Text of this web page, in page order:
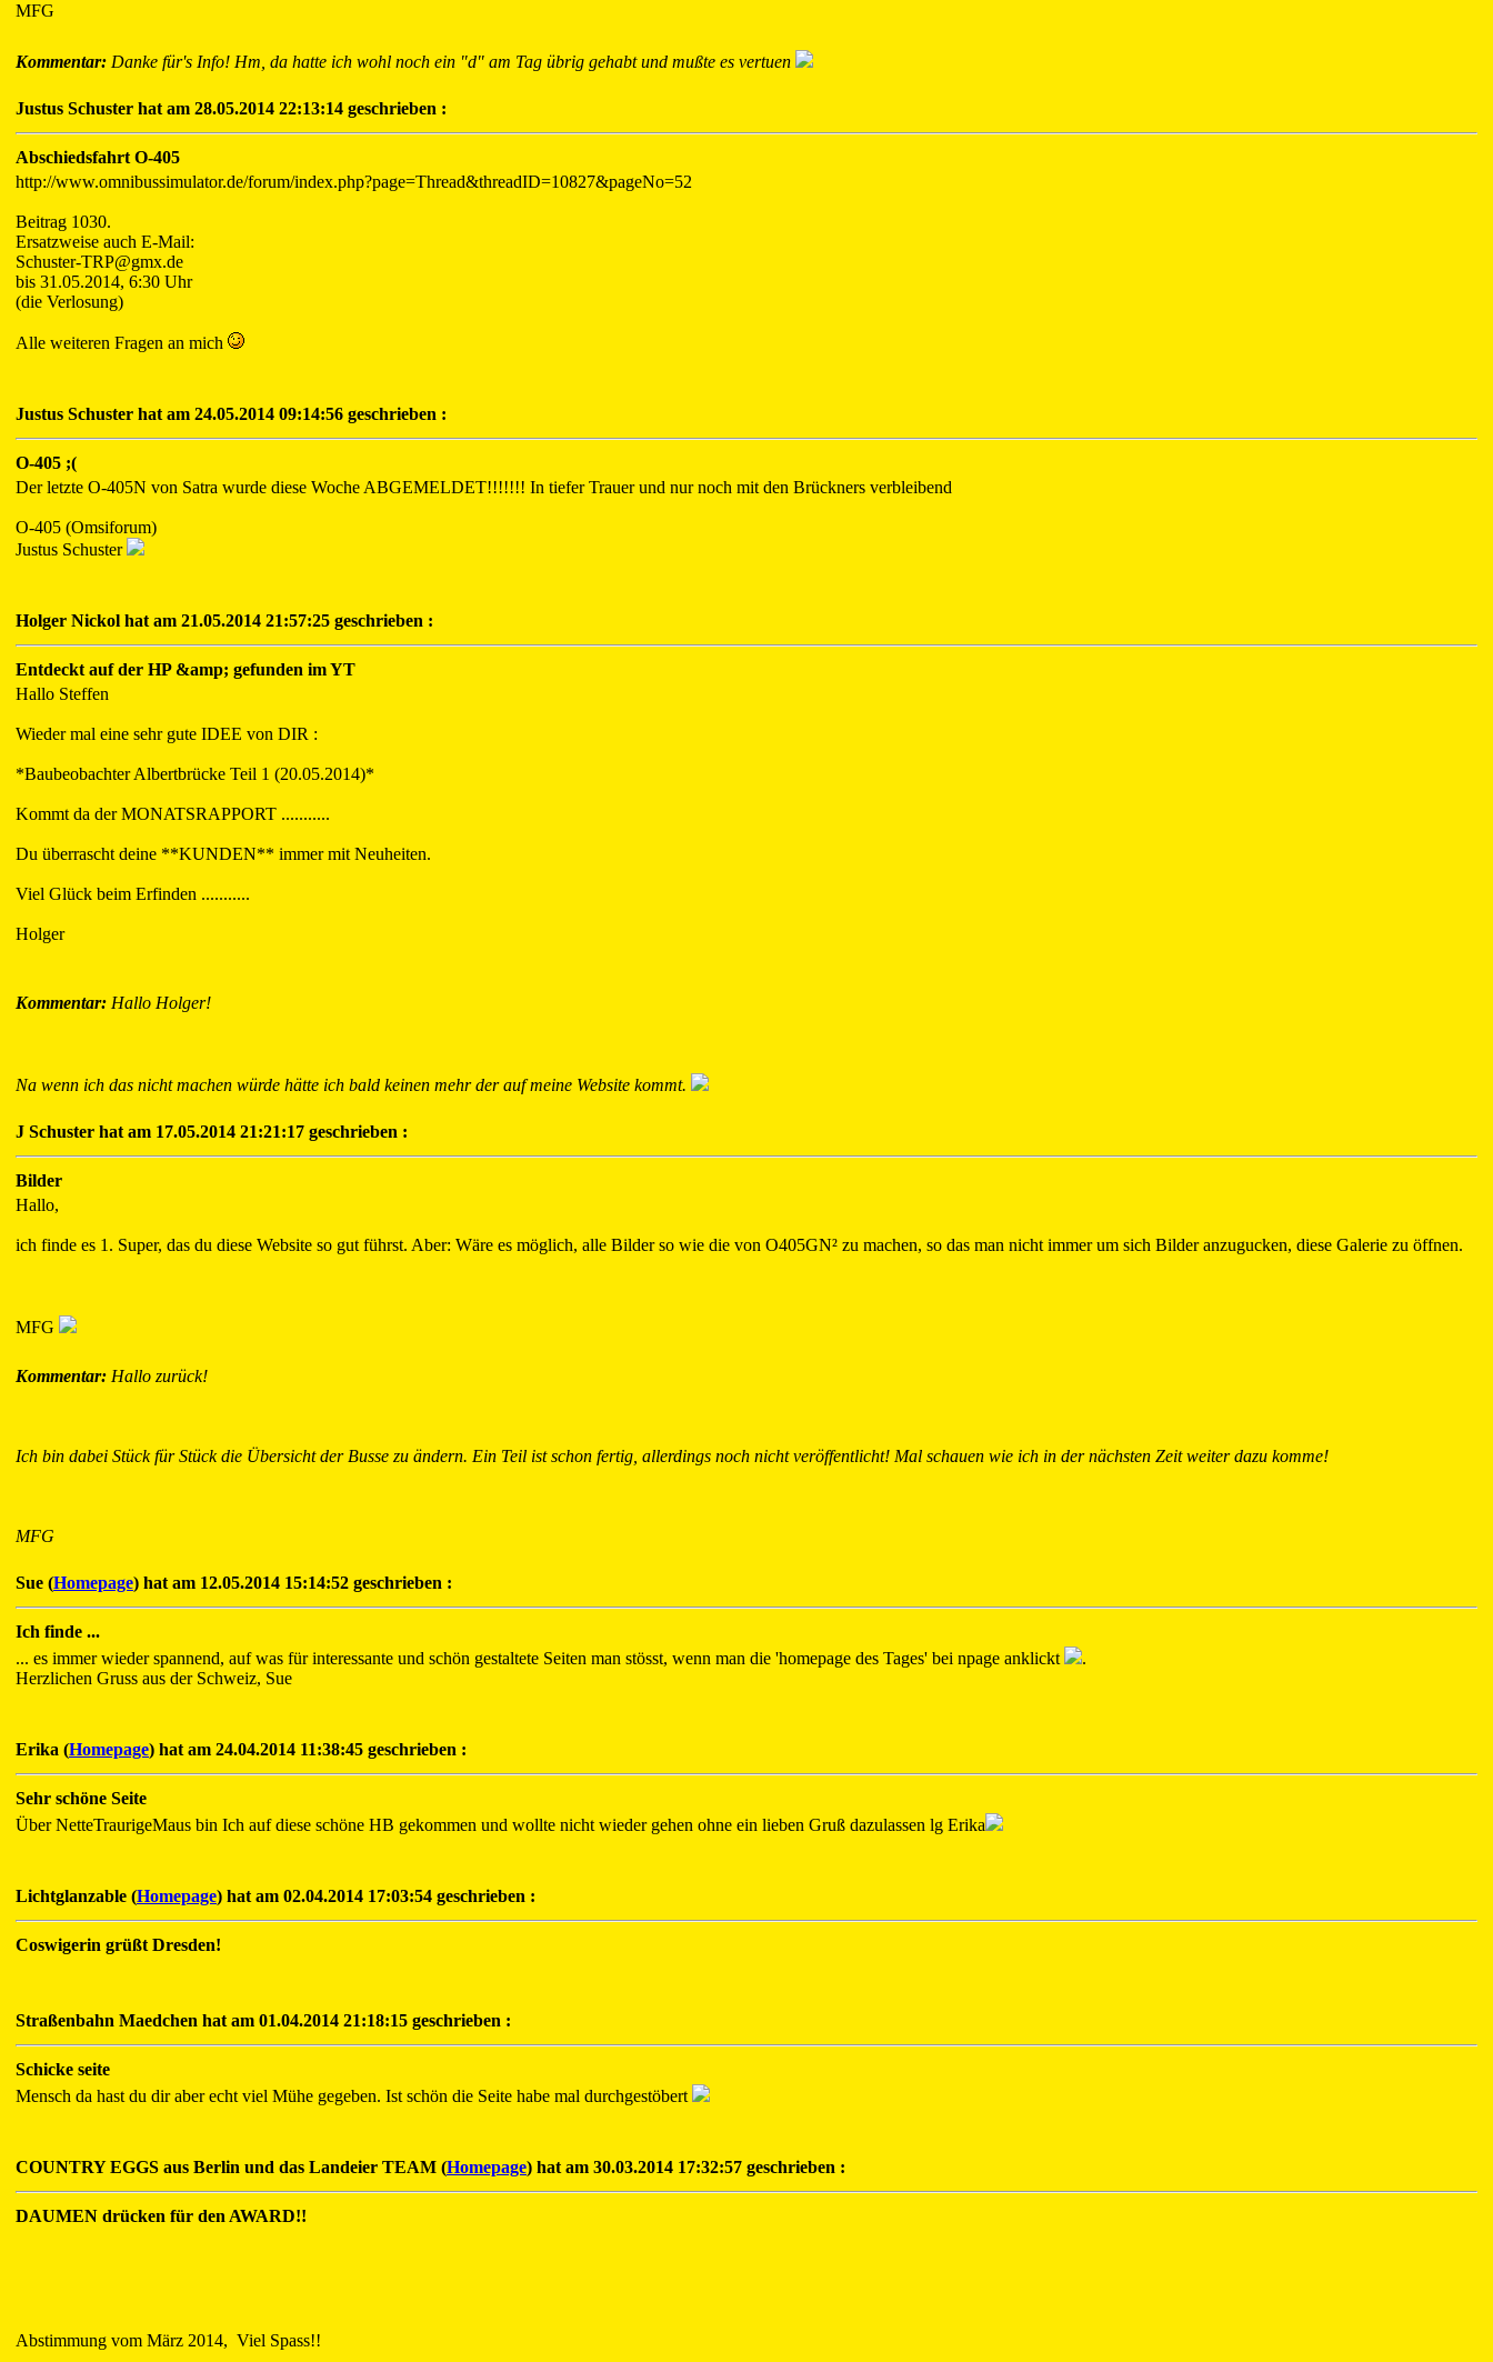
MFG
Kommentar: Danke für's Info! Hm, da hatte ich wohl noch ein "d" am Tag übrig gehabt und mußte es vertuen
Justus Schuster hat am 28.05.2014 22:13:14 geschrieben :
Abschiedsfahrt O-405
http://www.omnibussimulator.de/forum/index.php?page=Thread&threadID=10827&pageNo=52
Beitrag 1030.
Ersatzweise auch E-Mail:
Schuster-TRP@gmx.de
bis 31.05.2014, 6:30 Uhr
(die Verlosung)
Alle weiteren Fragen an mich
Justus Schuster hat am 24.05.2014 09:14:56 geschrieben :
O-405 ;(
Der letzte O-405N von Satra wurde diese Woche ABGEMELDET!!!!!!! In tiefer Trauer und nur noch mit den Brückners verbleibend
O-405 (Omsiforum)
Justus Schuster
Holger Nickol hat am 21.05.2014 21:57:25 geschrieben :
Entdeckt auf der HP &amp; gefunden im YT
Hallo Steffen
Wieder mal eine sehr gute IDEE von DIR :
*Baubeobachter Albertbrücke Teil 1 (20.05.2014)*
Kommt da der MONATSRAPPORT ...........
Du überrascht deine **KUNDEN** immer mit Neuheiten.
Viel Glück beim Erfinden ...........
Holger
Kommentar: Hallo Holger!
Na wenn ich das nicht machen würde hätte ich bald keinen mehr der auf meine Website kommt.
J Schuster hat am 17.05.2014 21:21:17 geschrieben :
Bilder
Hallo,
ich finde es 1. Super, das du diese Website so gut führst. Aber: Wäre es möglich, alle Bilder so wie die von O405GN² zu machen, so das man nicht immer um sich Bilder anzugucken, diese Galerie zu öffnen.
MFG
Kommentar: Hallo zurück!
Ich bin dabei Stück für Stück die Übersicht der Busse zu ändern. Ein Teil ist schon fertig, allerdings noch nicht veröffentlicht! Mal schauen wie ich in der nächsten Zeit weiter dazu komme!
MFG
Sue (Homepage) hat am 12.05.2014 15:14:52 geschrieben :
Ich finde ...
... es immer wieder spannend, auf was für interessante und schön gestaltete Seiten man stösst, wenn man die 'homepage des Tages' bei npage anklickt
.
Herzlichen Gruss aus der Schweiz, Sue
Erika (Homepage) hat am 24.04.2014 11:38:45 geschrieben :
Sehr schöne Seite
Über NetteTraurigeMaus bin Ich auf diese schöne HB gekommen und wollte nicht wieder gehen ohne ein lieben Gruß dazulassen lg Erika
Lichtglanzable (Homepage) hat am 02.04.2014 17:03:54 geschrieben :
Coswigerin grüßt Dresden!
Straßenbahn Maedchen hat am 01.04.2014 21:18:15 geschrieben :
Schicke seite
Mensch da hast du dir aber echt viel Mühe gegeben. Ist schön die Seite habe mal durchgestöbert
COUNTRY EGGS aus Berlin und das Landeier TEAM (Homepage) hat am 30.03.2014 17:32:57 geschrieben :
DAUMEN drücken für den AWARD!!
Abstimmung vom März 2014, Viel Spass!!